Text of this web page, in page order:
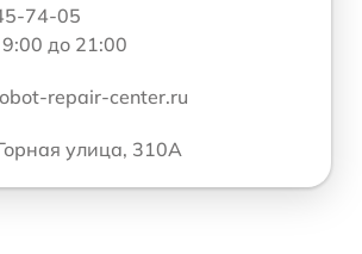
74-05
до 21:00
repair-center.ru
улица, 310А